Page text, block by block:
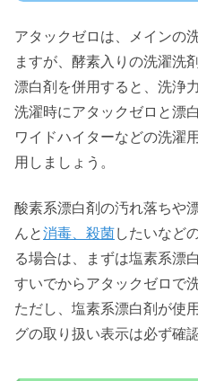
アタックゼロは、メインの
ますが、酵素入りの洗濯洗
漂白剤を併用すると、洗浄
洗濯時にアタックゼロと漂
ワイドハイターなどの洗濯
用しましょう。
酸素系漂白剤の汚れ落ちや
んと消毒、殺菌したいなど
る場合は、まずは塩素系漂
すいでからアタックゼロで
ただし、塩素系漂白剤が使
グの取り扱い表示は必ず確